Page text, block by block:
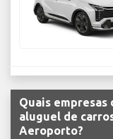
Quais
aluguel de
Aeroporto?